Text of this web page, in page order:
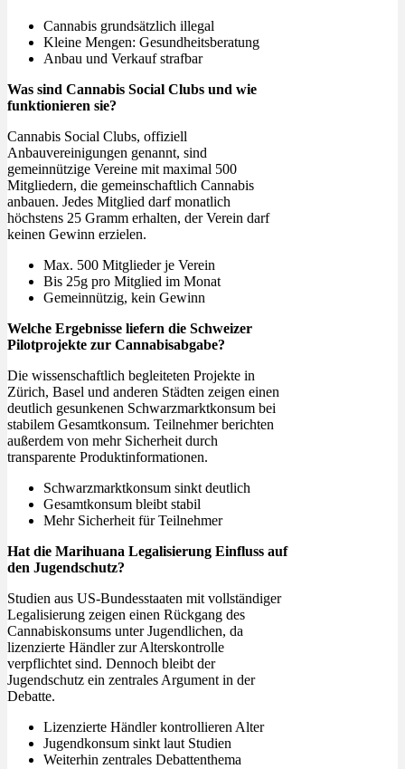
Cannabis grundsätzlich illegal
Kleine Mengen: Gesundheitsberatung
Anbau und Verkauf strafbar
Was sind Cannabis Social Clubs und wie
funktionieren sie?
Cannabis Social Clubs, offiziell
Anbauvereinigungen genannt, sind
gemeinnützige Vereine mit maximal 500
Mitgliedern, die gemeinschaftlich Cannabis
anbauen. Jedes Mitglied darf monatlich
höchstens 25 Gramm erhalten, der Verein darf
keinen Gewinn erzielen.
Max. 500 Mitglieder je Verein
Bis 25g pro Mitglied im Monat
Gemeinnützig, kein Gewinn
Welche Ergebnisse liefern die Schweizer
Pilotprojekte zur Cannabisabgabe?
Die wissenschaftlich begleiteten Projekte in
Zürich, Basel und anderen Städten zeigen einen
deutlich gesunkenen Schwarzmarktkonsum bei
stabilem Gesamtkonsum. Teilnehmer berichten
außerdem von mehr Sicherheit durch
transparente Produktinformationen.
Schwarzmarktkonsum sinkt deutlich
Gesamtkonsum bleibt stabil
Mehr Sicherheit für Teilnehmer
Hat die Marihuana Legalisierung Einfluss auf
den Jugendschutz?
Studien aus US-Bundesstaaten mit vollständiger
Legalisierung zeigen einen Rückgang des
Cannabiskonsums unter Jugendlichen, da
lizenzierte Händler zur Alterskontrolle
verpflichtet sind. Dennoch bleibt der
Jugendschutz ein zentrales Argument in der
Debatte.
Lizenzierte Händler kontrollieren Alter
Jugendkonsum sinkt laut Studien
Weiterhin zentrales Debattenthema